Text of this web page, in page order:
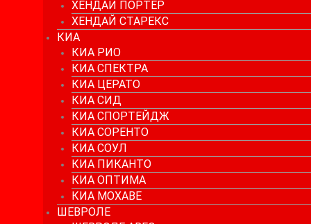
ХЕНДАЙ ПОРТЕР
ХЕНДАЙ СТАРЕКС
КИА
КИА РИО
КИА СПЕКТРА
КИА ЦЕРАТО
КИА СИД
КИА СПОРТЕЙДЖ
КИА СОРЕНТО
КИА СОУЛ
КИА ПИКАНТО
КИА ОПТИМА
КИА МОХАВЕ
ШЕВРОЛЕ